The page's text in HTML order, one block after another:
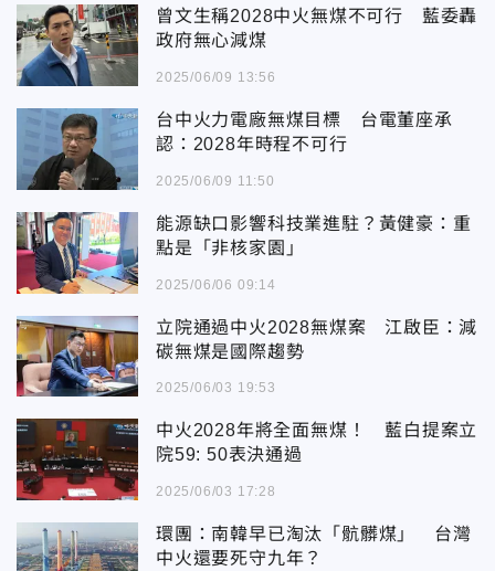
曾文生稱2028中火無煤不可行 藍委轟
政府無心減煤
2025/06/09 13:56
台中火力電廠無煤目標 台電董座承
認：2028年時程不可行
2025/06/09 11:50
能源缺口影響科技業進駐？黃健豪：重
點是「非核家園」
2025/06/06 09:14
立院通過中火2028無煤案 江啟臣：減
碳無煤是國際趨勢
2025/06/03 19:53
中火2028年將全面無煤！ 藍白提案立
院59: 50表決通過
2025/06/03 17:28
環團：南韓早已淘汰「骯髒煤」 台灣
中火還要死守九年？